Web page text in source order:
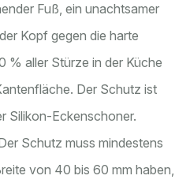
Fuß, ein unachtsamer
Kopf gegen die harte
% aller Stürze in der Küche
Der Schutz ist
Silikon-Eckenschoner.
Schutz muss mindestens
von 40 bis 60 mm haben,